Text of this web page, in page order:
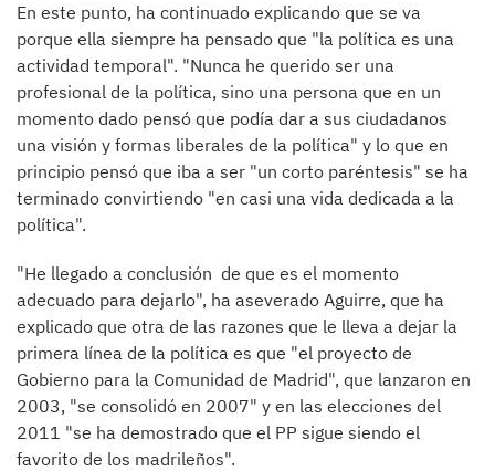
En este punto, ha continuado explicando que se va
porque ella siempre ha pensado que "la política es una
actividad temporal". "Nunca he querido ser una
profesional de la política, sino una persona que en un
momento dado pensó que podía dar a sus ciudadanos
una visión y formas liberales de la política" y lo que en
principio pensó que iba a ser "un corto paréntesis" se ha
terminado convirtiendo "en casi una vida dedicada a la
política".
"He llegado a conclusión de que es el momento
adecuado para dejarlo", ha aseverado Aguirre, que ha
explicado que otra de las razones que le lleva a dejar la
primera línea de la política es que "el proyecto de
Gobierno para la Comunidad de Madrid", que lanzaron en
2003, "se consolidó en 2007" y en las elecciones del
2011 "se ha demostrado que el PP sigue siendo el
favorito de los madrileños".